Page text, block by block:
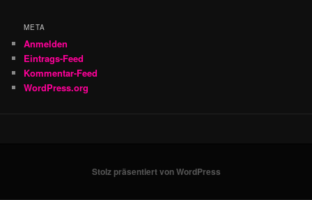
META
Anmelden
Eintrags-Feed
Kommentar-Feed
WordPress.org
Stolz präsentiert von WordPress